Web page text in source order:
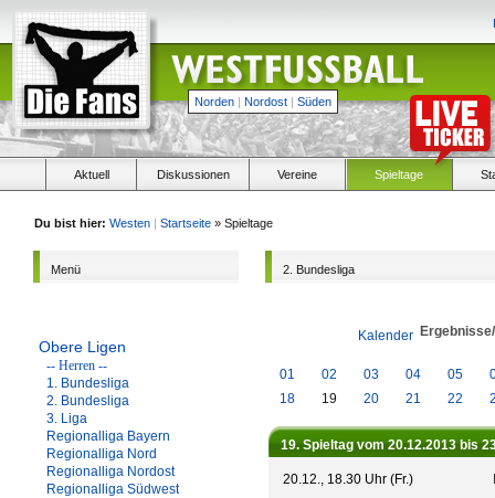
Norden | Nordost | Süden
Aktuell Diskussionen Vereine Spieltage
Du bist hier: Westen | Startseite » Spieltage
Menü
Obere Ligen
-- Herren --
1. Bundesliga
2. Bundesliga
3. Liga
Regionalliga Bayern
Regionalliga Nord
Regionalliga Nordost
Regionalliga Südwest
2. Bundesliga
Kalender
01 02 03 04 05
18
19 20 21 22
19. Spieltag vom 20.12.2013 bis
20.12., 18.30 Uhr (Fr.)